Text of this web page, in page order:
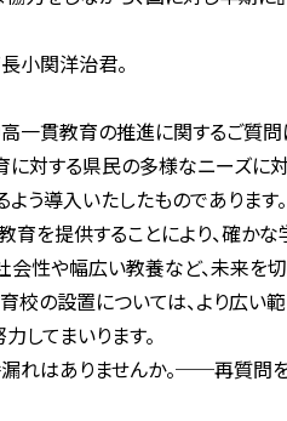
小関洋治君。
貫教育の推進に関するご質問
対する県民の多様なニーズに
う導入いたしたものであります。
を提供することにより、確か
性や幅広い教養など、未来を
の設置については、より広い
してまいります。
れはありませんか。──再質問を